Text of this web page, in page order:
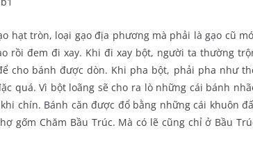
hạt tròn, loại gạo địa phương mà phải là gạo cũ
rồi đem đi xay. Khi đi xay bột, người ta thường
cho bánh được dòn. Khi pha bột, phải pha như
quá. Vì bột loãng sẽ cho ra lò những cái bánh
chín. Bánh căn được đổ bằng những cái khuôn
gốm Chăm Bầu Trúc. Mà có lẽ cũng chỉ ở Bầu